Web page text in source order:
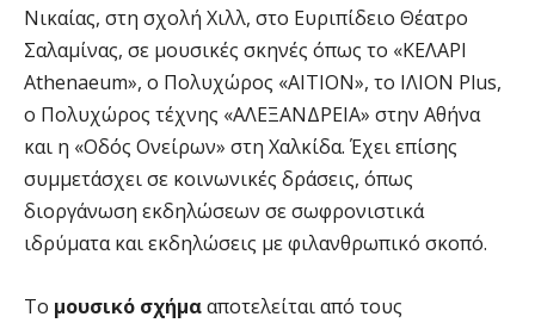
Νικαίας, στη σχολή Χιλλ, στο Ευριπίδειο Θέατρο
Σαλαμίνας, σε μουσικές σκηνές όπως το «ΚΕΛΑΡΙ
Athenaeum», ο Πολυχώρος «ΑΙΤΙΟΝ», το ΙΛΙΟΝ Plus,
ο Πολυχώρος τέχνης «ΑΛΕΞΑΝΔΡΕΙΑ» στην Αθήνα
και η «Οδός Ονείρων» στη Χαλκίδα. Έχει επίσης
συμμετάσχει σε κοινωνικές δράσεις, όπως
διοργάνωση εκδηλώσεων σε σωφρονιστικά
ιδρύματα και εκδηλώσεις με φιλανθρωπικό σκοπό.
Το μουσικό σχήμααποτελείται από τους